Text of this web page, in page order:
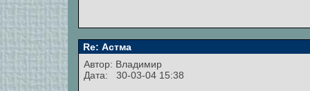
Re: Астма
Автор: Владимир
Дата: 30-03-04 15:38